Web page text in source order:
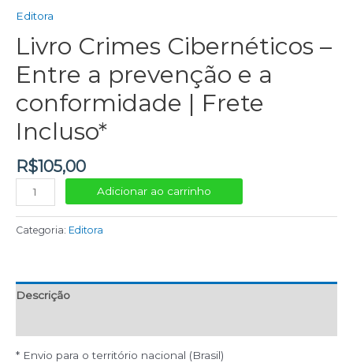
Editora
Livro Crimes Cibernéticos –
Entre a prevenção e a
conformidade | Frete
Incluso*
R$105,00
Adicionar ao carrinho
Categoria: Editora
Descrição
* Envio para o território nacional (Brasil)